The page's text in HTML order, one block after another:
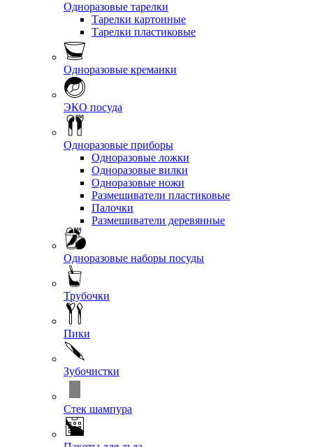
Одноразовые тарелки
Тарелки картонные
Тарелки пластиковые
Одноразовые креманки
ЭКО посуда
Одноразовые приборы
Одноразовые ложки
Одноразовые вилки
Одноразовые ножи
Размешиватели пластиковые
Палочки
Размешиватели деревянные
Одноразовые наборы посуды
Трубочки
Пики
Зубочистки
Стек шампура